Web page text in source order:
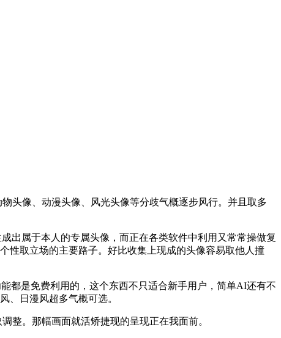
像、动漫头像、风光头像等分歧气概逐步风行。并且取多
属于本人的专属头像，而正在各类软件中利用又常常操做复
性取立场的主要路子。好比收集上现成的头像容易取他人撞
是免费利用的，这个东西不只适合新手用户，简单AI还有不
、日漫风超多气概可选。
。那幅画面就活矫捷现的呈现正在我面前。